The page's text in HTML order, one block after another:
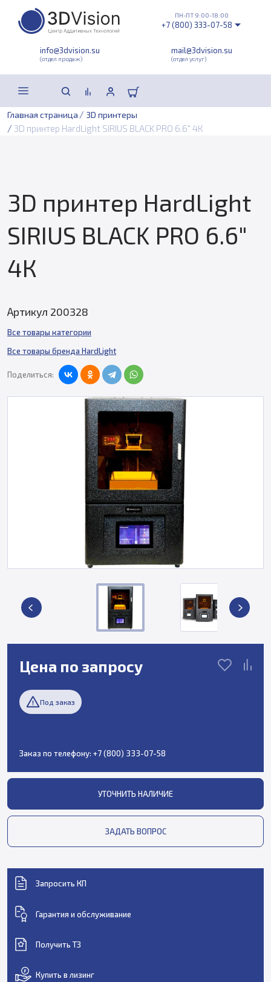
info@3dvision.su
(отдел продаж)
mail@3dvision.su
(отдел услуг)
ПН-ПТ 9:00-18:00
+7 (800) 333-07-58
Главная страница / 3D принтеры
/ 3D принтер HardLight SIRIUS BLACK PRO 6.6" 4К
3D принтер HardLight
SIRIUS BLACK PRO 6.6"
4К
Артикул 200328
Все товары категории
Все товары бренда HardLight
Поделиться:
Цена по запросу
Под заказ
Заказ по телефону: +7 (800) 333-07-58
УТОЧНИТЬ НАЛИЧИЕ
ЗАДАТЬ ВОПРОС
Запросить КП
Гарантия и обслуживание
Получить ТЗ
Купить в лизинг